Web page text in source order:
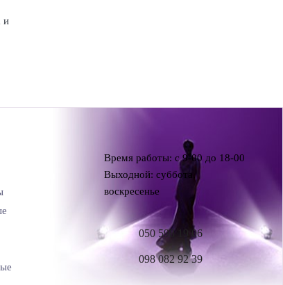
и
Время работы: с 9-00 до 18-00
Выходной: суббота,
воскресенье
050 598 19 06
098 082 92 39